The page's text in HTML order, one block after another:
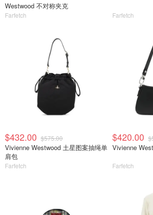
Westwood 不对称夹克
Farfetch Farfetch
$432.00 $575.00
Vivienne Westwood 土星图案抽绳单
肩包
Farfetch
$420.00
Vivienne
Farfetch